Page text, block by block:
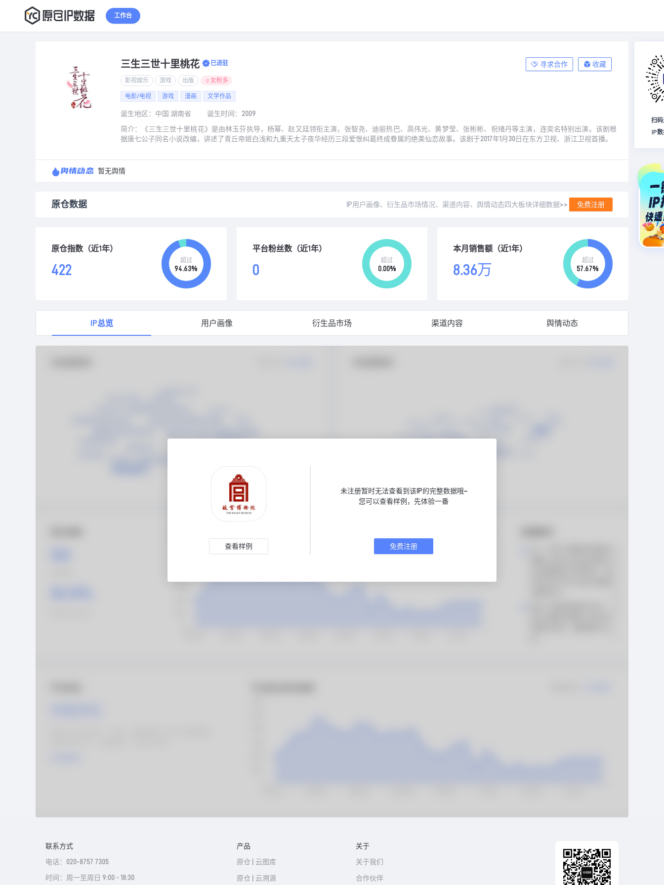
工作台
三生三世十里桃花 已进驻 寻求合作 收藏
影视娱乐 游戏 出版 女粉多
电影/电视 游戏 漫画 文学作品
诞生地区：中国 湖南省 诞生时间：2009
简介：《三生三世十里桃花》是由林玉芬执导，杨幂、赵又廷领衔主演，张智尧、迪丽热巴、高伟光、黄梦莹、张彬彬、祝绪丹等主演，连奕名特别出演。该剧根
据唐七公子同名小说改编，讲述了青丘帝姬白浅和九重天太子夜华经历三段爱恨纠葛终成眷属的绝美仙恋故事。该剧于2017年1月30日在东方卫视、浙江卫视首播。
舆情动态 暂无舆情
原仓数据 IP用户画像、衍生品市场情况、渠道内容、舆情动态四大板块详细数据>> 免费注册
原仓指数（近1年）
422
超过
94.63%
平台粉丝数（近1年）
0
超过
0.00%
本月销售额（近1年）
8.36万
超过
57.67%
IP总览 用户画像 衍生品市场 渠道内容 舆情动态
查看样例
未注册暂时无法查看到该IP的完整数据哦~
您可以查看样例，先体验一番
免费注册
扫码
IP
联系方式
电话：020-8757 7305
时间：周一至周日 9:00 - 18:30
产品
原仓 | 云图库
原仓 | 云溯源
关于
关于我们
合作伙伴